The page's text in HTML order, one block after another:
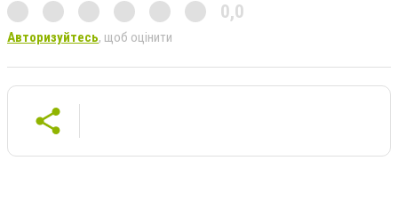
0,0
Авторизуйтесь, щоб оцінити